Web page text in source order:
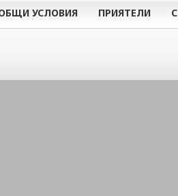
УСЛОВИЯ ПРИЯТЕЛИ